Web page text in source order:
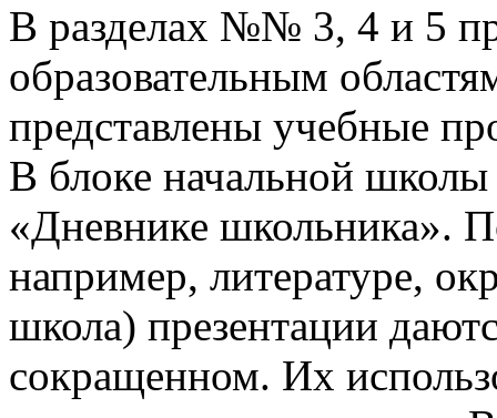
В разделах №№ 3, 4 и 5
образовательным
представлены учебные
В блоке начальной
«Дневнике школьника».
например, литературе,
школа) презентации
сокращенном. Их